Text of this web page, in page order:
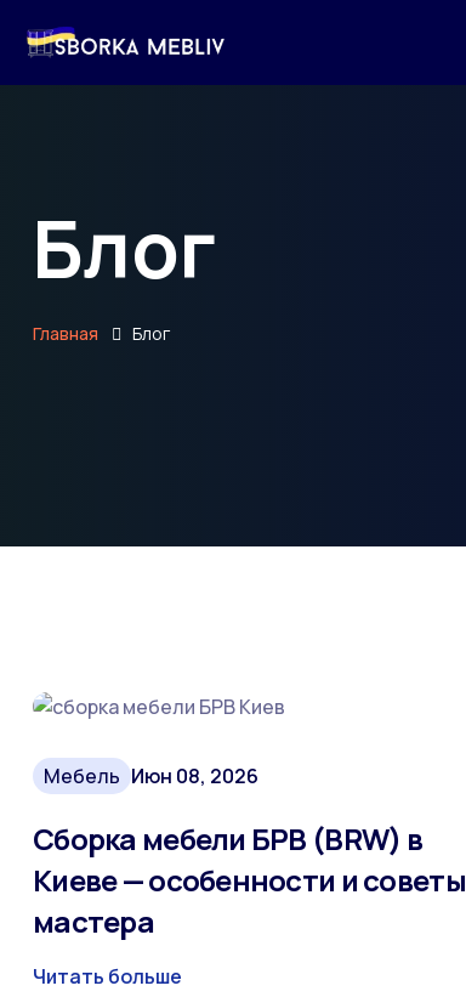
Блог
Главная Блог
Мебель Июн 08, 2026
Сборка мебели БРВ (BRW) в
Киеве — особенности и советы
мастера
Читать больше